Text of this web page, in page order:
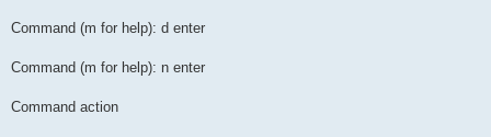
Command (m for help): d enter
Command (m for help): n enter
Command action